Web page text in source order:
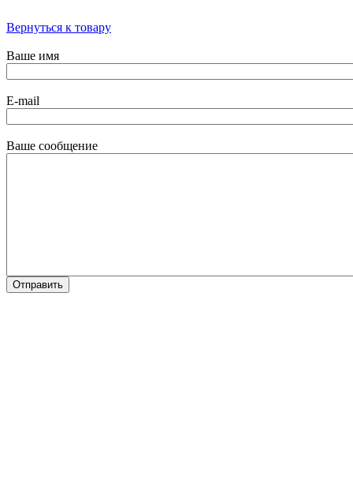
Вернуться к товару
Ваше имя
E-mail
Ваше сообщение